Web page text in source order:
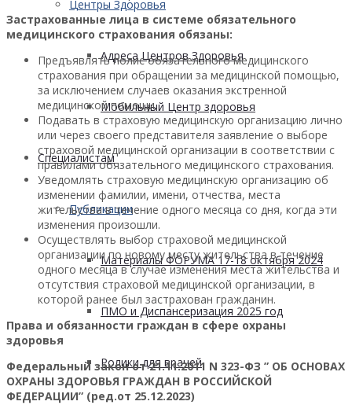
Центры Здоровья
Адреса Центров Здоровья
Мобильный Центр здоровья
Cпециалистам
Публикации
Материалы ФОРУМА 17-18 октября 2024
ПМО и Диспансеризация 2025 год
Ролики для врачей
Застрахованные лица в системе обязательного
медицинского страхования обязаны:
Предъявлять полис обязательного медицинского
страхования при обращении за медицинской помощью,
за исключением случаев оказания экстренной
медицинской помощи.
Подавать в страховую медицинскую организацию лично
или через своего представителя заявление о выборе
страховой медицинской организации в соответствии с
правилами обязательного медицинского страхования.
Уведомлять страховую медицинскую организацию об
изменении фамилии, имени, отчества, места
жительства в течение одного месяца со дня, когда эти
изменения произошли.
Осуществлять выбор страховой медицинской
организации по новому месту жительства в течение
одного месяца в случае изменения места жительства и
отсутствия страховой медицинской организации, в
которой ранее был застрахован гражданин.
Права и обязанности граждан в сфере охраны
здоровья
Федеральный закон от 21.11.2011 N 323-ФЗ ” ОБ ОСНОВАХ
ОХРАНЫ ЗДОРОВЬЯ ГРАЖДАН В РОССИЙСКОЙ
ФЕДЕРАЦИИ” (ред.от 25.12.2023)